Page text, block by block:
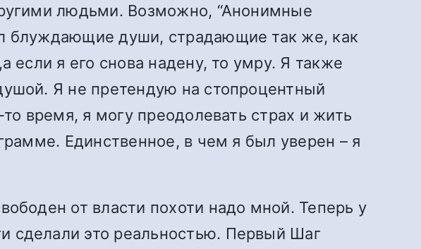
людьми. Возможно, “Анонимные
блуждающие души, страдающие так же, как
я его снова надену, то умру. Я также
Я не претендую на стопроцентный
время, я могу преодолевать страх и жить
Единственное, в чем я был уверен – я
от власти похоти надо мной. Теперь у
это реальностью. Первый Шаг